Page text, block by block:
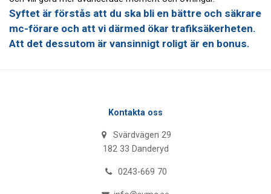
Syftet är förstås att du ska bli en bättre och säkrare
mc-förare och att vi därmed ökar trafiksäkerheten.
Att det dessutom är vansinnigt roligt är en bonus.
Kontakta oss
Svärdvägen 29
182 33 Danderyd
0243-669 70